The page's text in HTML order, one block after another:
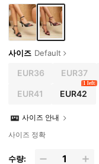
사이즈 Default
EUR36 EUR37
EUR41 EUR42
1 left
사이즈 안내
사이즈 정확
수량: